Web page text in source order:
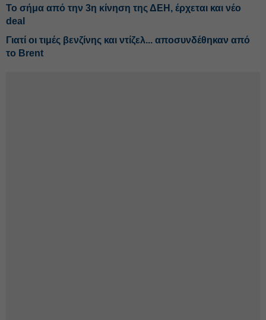
Το σήμα από την 3η κίνηση της ΔΕΗ, έρχεται και νέο
deal
Γιατί οι τιμές βενζίνης και ντίζελ... αποσυνδέθηκαν από
το Brent